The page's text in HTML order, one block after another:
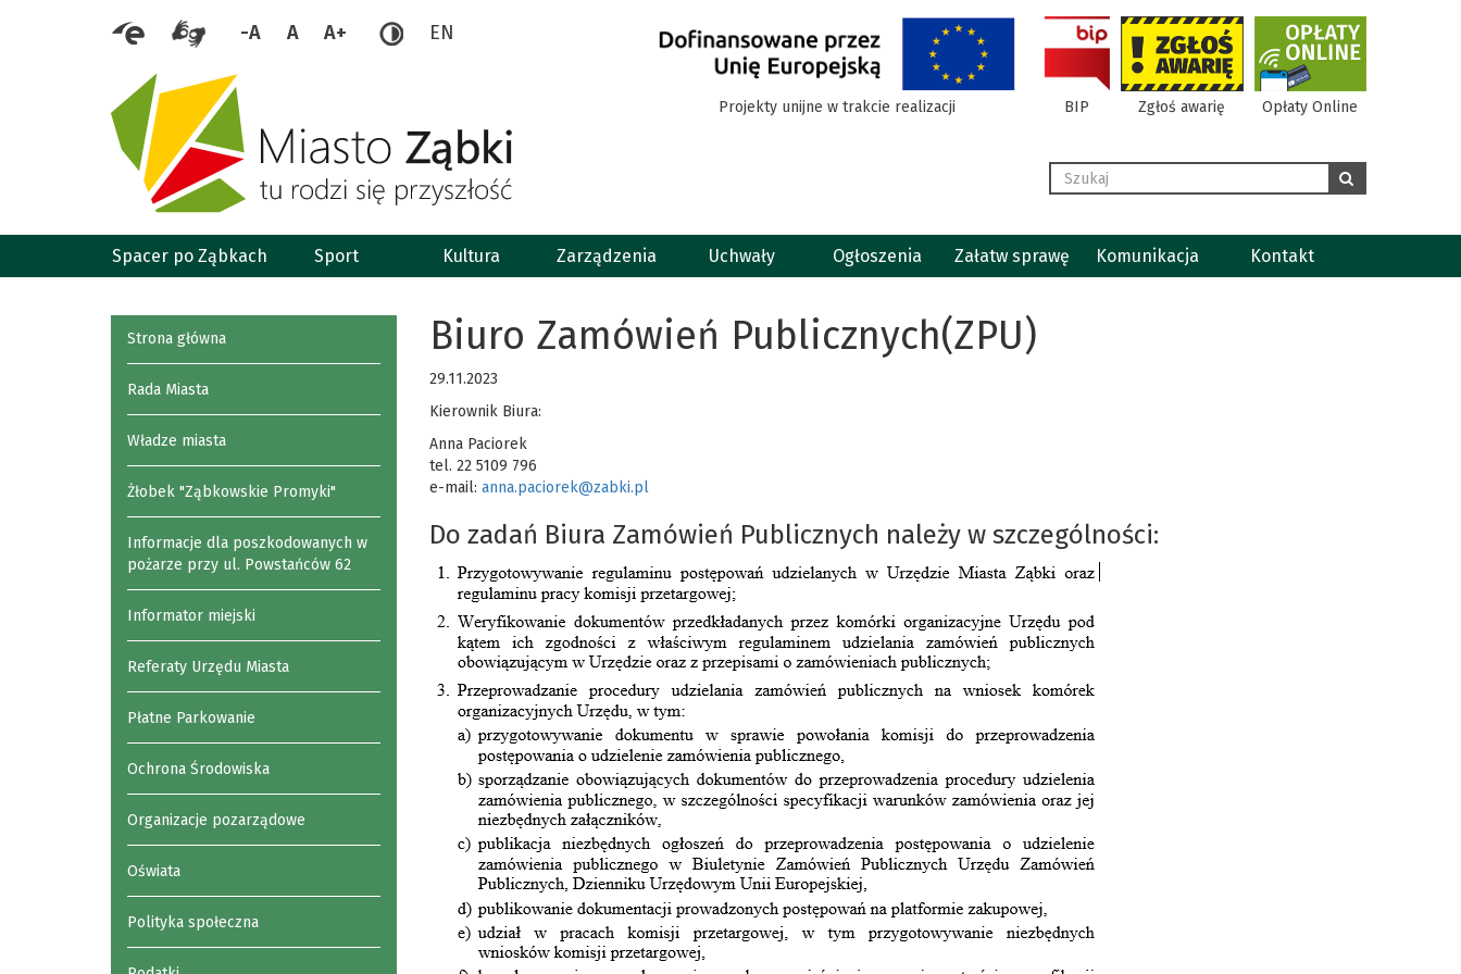
-A A A+ EN
Projekty unijne w trakcie realizacji BIP Zgłoś awarię Opłaty Online
Wyszukaj szukaj
Spacer po Ząbkach Sport Kultura Zarządzenia Uchwały Ogłoszenia Załatw sprawę Komunikacja Kontakt
Strona główna
Rada Miasta
Władze miasta
Żłobek "Ząbkowskie Promyki"
Informacje dla poszkodowanych w
pożarze przy ul. Powstańców 62
Informator miejski
Referaty Urzędu Miasta
Płatne Parkowanie
Ochrona Środowiska
Organizacje pozarządowe
Oświata
Polityka społeczna
Biuro Zamówień Publicznych(ZPU)
29.11.2023
Kierownik Biura:
Anna Paciorek
tel. 22 5109 796
e-mail: anna.paciorek@zabki.pl
Do zadań Biura Zamówień Publicznych należy w szczególności: